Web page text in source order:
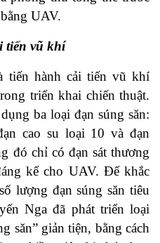
UAV.
tiến vũ khí
tiến hành cải tiến vũ khí
triển khai chiến thuật.
ba loại đạn súng săn:
cao su loại 10 và đạn
đó chỉ có đạn sát thương
kể cho UAV. Để khắc
lượng đạn súng săn tiêu
Nga đã phát triển loại
săn” giản tiện, bằng cách